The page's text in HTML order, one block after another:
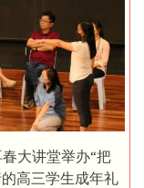
大讲堂举办“把
高三学生成年礼